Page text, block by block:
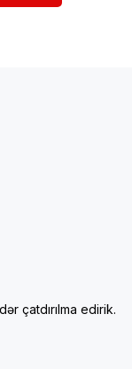
çatdırılma edirik.